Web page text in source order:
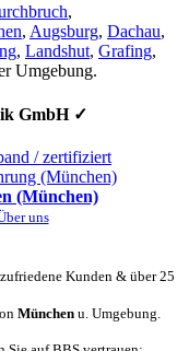
,
, Augsburg, Dachau,
, Landshut, Grafing,
Umgebung.
GmbH ✓
(München)
uns
Kunden & über 25
München u. Umgebung.